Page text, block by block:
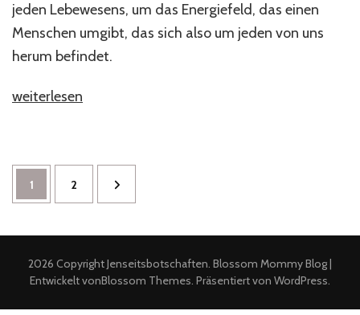
jeden Lebewesens, um das Energiefeld, das einen
Menschen umgibt, das sich also um jeden von uns
herum befindet.
„Die
weiterlesen
Seitennummerierung
der
Seite
1 Seite
2
2026 CopyrightJenseitsbotschaften. Blossom Mommy Blog |
Entwickelt vonBlossom Themes. Präsentiert von WordPress.